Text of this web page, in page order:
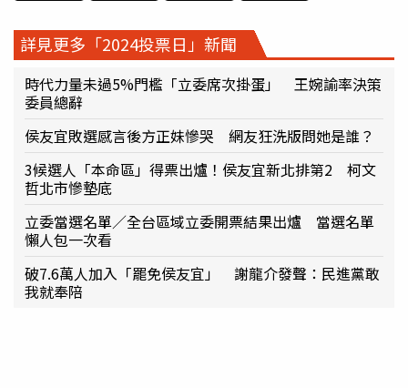
詳見更多「2024投票日」新聞
時代力量未過5%門檻「立委席次掛蛋」 王婉諭率決策
委員總辭
侯友宜敗選感言後方正妹慘哭 網友狂洗版問她是誰？
3候選人「本命區」得票出爐！侯友宜新北排第2 柯文
哲北市慘墊底
立委當選名單／全台區域立委開票結果出爐 當選名單
懶人包一次看
破7.6萬人加入「罷免侯友宜」 謝龍介發聲：民進黨敢
我就奉陪